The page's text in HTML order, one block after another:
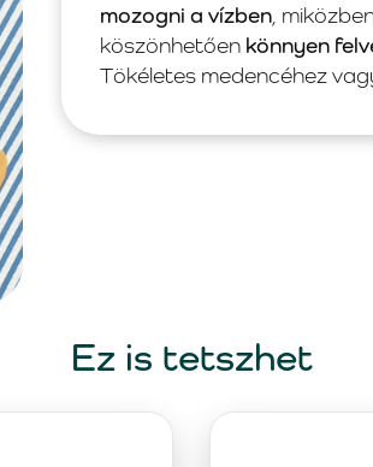
mozogni a vízben,
köszönhetően könnyen
Tökéletes medencéhez
Ez is tetszhet